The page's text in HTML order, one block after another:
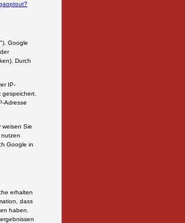
Google
Durch
IP-
Adresse
weisen Sie
Google in
erhalten
dass
haben.